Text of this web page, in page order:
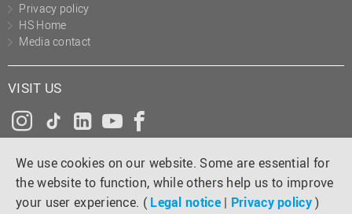
We use cookies on our website. Some are essential for
the website to function, while others help us to improve
your user experience. ( Legal notice | Privacy policy)
Privacy policy
HS Home
Media contact
VISIT US
Instagram
Tiktok
LinkedInYouTube